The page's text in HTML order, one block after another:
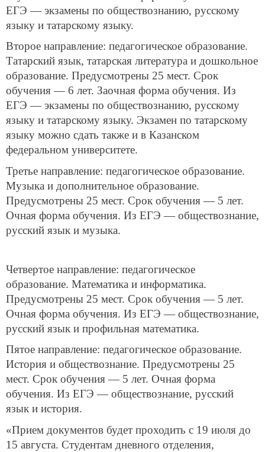
ЕГЭ — экзамены по обществознанию, русскому
языку и татарскому языку.
Второе направление: педагогическое образование.
Татарский язык, татарская литература и дошкольное
образование. Предусмотрены 25 мест. Срок
обучения — 6 лет. Заочная форма обучения. Из
ЕГЭ — экзамены по обществознанию, русскому
языку и татарскому языку. Экзамен по татарскому
языку можно сдать также и в Казанском
федеральном университете.
Третье направление: педагогическое образование.
Музыка и дополнительное образование.
Предусмотрены 25 мест. Срок обучения — 5 лет.
Очная форма обучения. Из ЕГЭ — обществознание,
русский язык и музыка.
Четвертое направление: педагогическое
образование. Математика и информатика.
Предусмотрены 25 мест. Срок обучения — 5 лет.
Очная форма обучения. Из ЕГЭ — обществознание,
русский язык и профильная математика.
Пятое направление: педагогическое образование.
История и обществознание. Предусмотрены 25
мест. Срок обучения — 5 лет. Очная форма
обучения. Из ЕГЭ — обществознание, русский
язык и история.
«Прием документов будет проходить с 19 июля до
15 августа. Студентам дневного отделения,